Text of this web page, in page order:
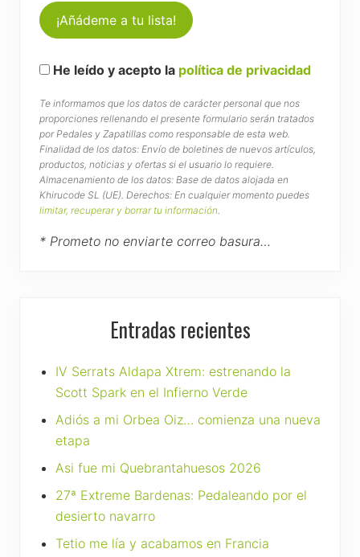
He leído y acepto la política de privacidad
Te informamos que los datos de carácter personal que nos
proporciones rellenando el presente formulario serán tratados
por Pedales y Zapatillas como responsable de esta web.
Finalidad de los datos: Envío de boletines de nuevos artículos,
productos, noticias y ofertas si el usuario lo requiere.
Almacenamiento de los datos: Base de datos alojada en
Khirucode SL (UE). Derechos: En cualquier momento puedes
limitar, recuperar y borrar tu información
* Prometo no enviarte correo basura…
Entradas recientes
IV Serrats Aldapa Xtrem: estrenando la
Scott Spark en el Infierno Verde
Adiós a mi Orbea Oiz… comienza una nueva
etapa
Asi fue mi Quebrantahuesos 2026
27ª Extreme Bardenas: Pedaleando por el
desierto navarro
Tetio me lía y acabamos en Francia